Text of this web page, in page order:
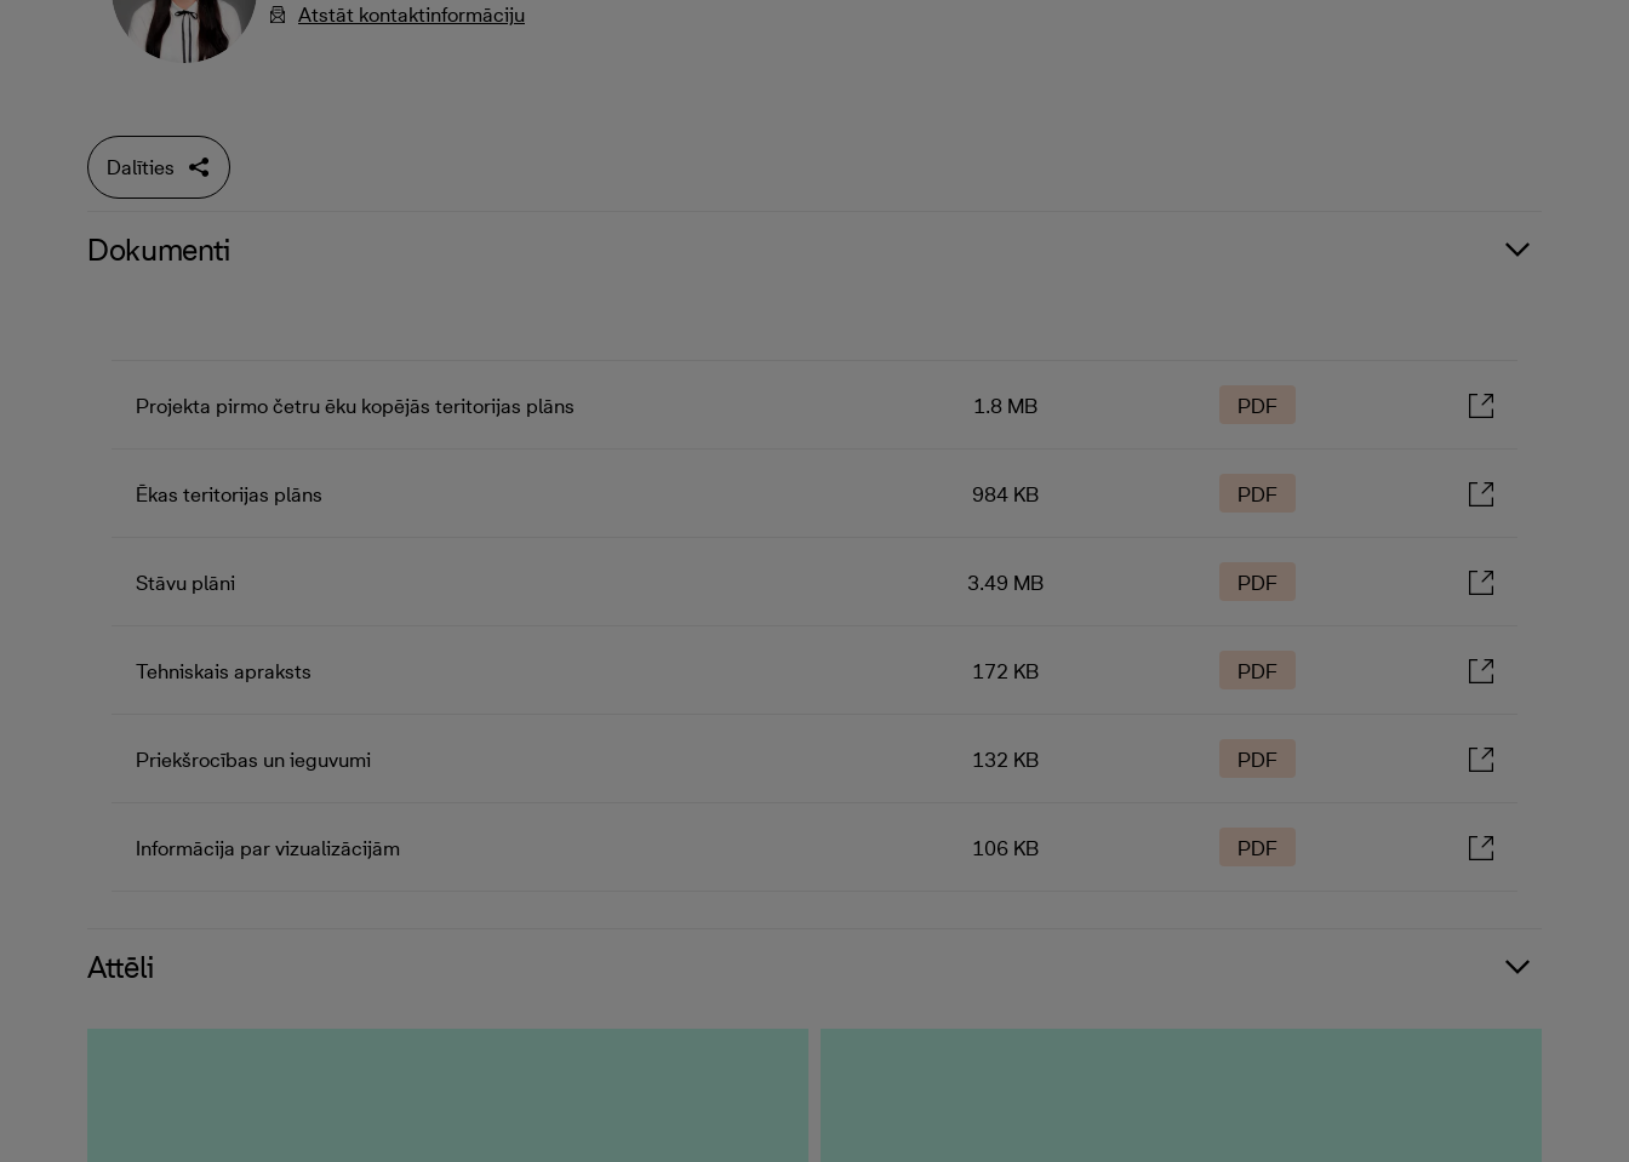
Atstāt kontaktinformāciju
Dalīties
Dokumenti
Projekta pirmo četru ēku kopējās teritorijas plāns 1.8 MB PDF
Ēkas teritorijas plāns 984 KB PDF
Stāvu plāni 3.49 MB PDF
Tehniskais apraksts 172 KB PDF
Priekšrocības un ieguvumi 132 KB PDF
Informācija par vizualizācijām 106 KB PDF
Attēli